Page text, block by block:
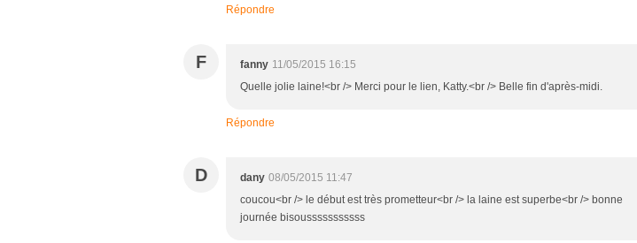
Répondre
F fanny 11/05/2015 16:15
Quelle jolie laine!<br /> Merci pour le lien, Katty.<br /> Belle fin d'après-midi.
Répondre
D dany 08/05/2015 11:47
coucou<br /> le début est très prometteur<br /> la laine est superbe<br /> bonne
journée bisousssssssssss